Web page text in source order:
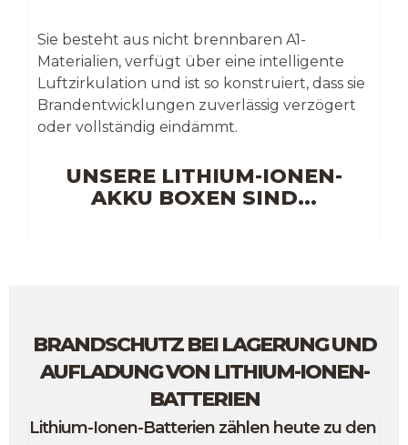
Sie besteht aus nicht brennbaren A1-
Materialien, verfügt über eine intelligente
Luftzirkulation und ist so konstruiert, dass sie
Brandentwicklungen zuverlässig verzögert
oder vollständig eindämmt.
UNSERE LITHIUM-IONEN-
AKKU BOXEN SIND...
BRANDSCHUTZ BEI LAGERUNG UND
AUFLADUNG VON LITHIUM-IONEN-
BATTERIEN
Lithium-Ionen-Batterien zählen heute zu den